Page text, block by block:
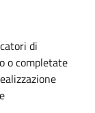
di
o completate